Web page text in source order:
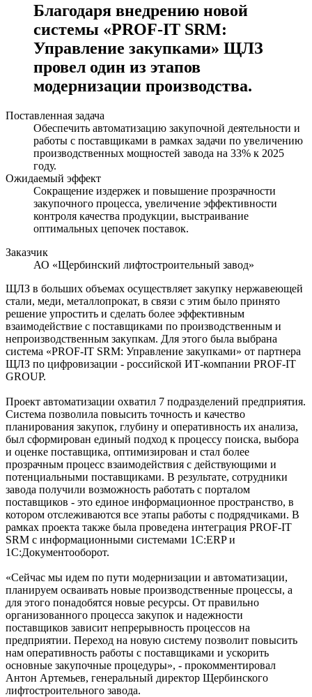
Благодаря внедрению новой
системы «PROF-IT SRM:
Управление закупками» ЩЛЗ
провел один из этапов
модернизации производства.
Поставленная задача
Обеспечить автоматизацию закупочной деятельности и
работы с поставщиками в рамках задачи по увеличению
производственных мощностей завода на 33% к 2025
году.
Ожидаемый эффект
Сокращение издержек и повышение прозрачности
закупочного процесса, увеличение эффективности
контроля качества продукции, выстраивание
оптимальных цепочек поставок.
Заказчик
АО «Щербинский лифтостроительный завод»
ЩЛЗ в больших объемах осуществляет закупку нержавеющей
стали, меди, металлопрокат, в связи с этим было принято
решение упростить и сделать более эффективным
взаимодействие с поставщиками по производственным и
непроизводственным закупкам. Для этого была выбрана
система «PROF-IT SRM: Управление закупками» от партнера
ЩЛЗ по цифровизации - российской ИТ-компании PROF-IT
GROUP.
Проект автоматизации охватил 7 подразделений предприятия.
Система позволила повысить точность и качество
планирования закупок, глубину и оперативность их анализа,
был сформирован единый подход к процессу поиска, выбора
и оценке поставщика, оптимизирован и стал более
прозрачным процесс взаимодействия с действующими и
потенциальными поставщиками. В результате, сотрудники
завода получили возможность работать с порталом
поставщиков - это единое информационное пространство, в
котором отслеживаются все этапы работы с подрядчиками. В
рамках проекта также была проведена интеграция PROF-IT
SRM с информационными системами 1С:ERP и
1С:Документооборот.
«Сейчас мы идем по пути модернизации и автоматизации,
планируем осваивать новые производственные процессы, а
для этого понадобятся новые ресурсы. От правильно
организованного процесса закупок и надежности
поставщиков зависит непрерывность процессов на
предприятии. Переход на новую систему позволит повысить
нам оперативность работы с поставщиками и ускорить
основные закупочные процедуры», - прокомментировал
Антон Артемьев, генеральный директор Щербинского
лифтостроительного завода.